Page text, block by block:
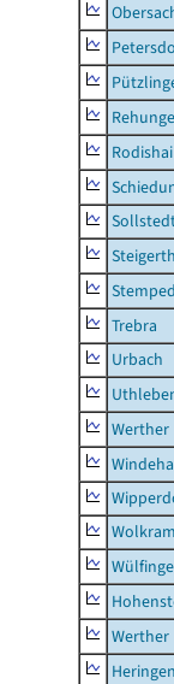
Trebra
Urbach
Werther
Werther